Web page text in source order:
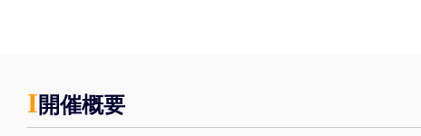
Ι開催概要